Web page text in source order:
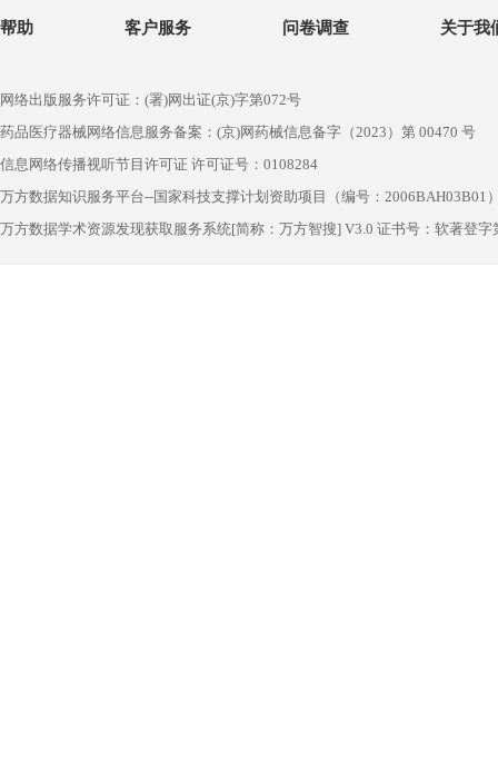
帮助 客户服务 问卷调查 关于我
网络出版服务许可证：(署)网出证(京)字第072号
药品医疗器械网络信息服务备案：(京)网药械信息备字（2023）第 00470 号
信息网络传播视听节目许可证 许可证号：0108284
万方数据知识服务平台--国家科技支撑计划资助项目（编号：2006BAH03B01
万方数据学术资源发现获取服务系统[简称：万方智搜] V3.0 证书号：软著登字